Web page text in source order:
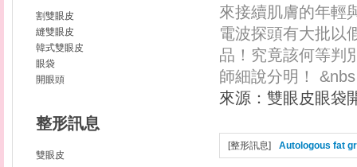
割雙眼皮
縫雙眼皮
韓式雙眼皮
眼袋
開眼頭
整形訊息
雙眼皮
來接續肌膚的年輕
電波探頭有大批以
品！究竟該何等判
師細說分明！
來源： 雙眼皮眼袋
[整形訊息] Autologous fat